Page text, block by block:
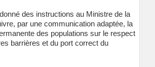
des instructions au Ministre de la
par une communication adaptée, la
des populations sur le respect
barrières et du port correct du